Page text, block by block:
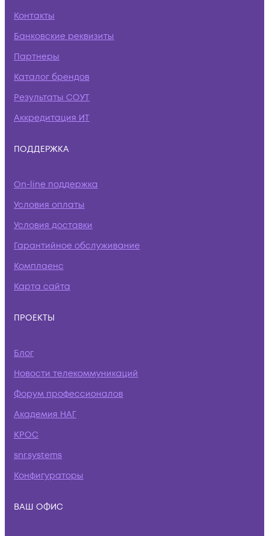
Контакты
Банковские реквизиты
Партнеры
Каталог брендов
Результаты СОУТ
Аккредитация ИТ
ПОДДЕРЖКА
On-line поддержка
Условия оплаты
Условия доставки
Гарантийное обслуживание
Комплаенс
Карта сайта
ПРОЕКТЫ
Блог
Новости телекоммуникаций
Форум профессионалов
Академия НАГ
КРОС
snr.systems
Конфигураторы
ВАШ ОФИС